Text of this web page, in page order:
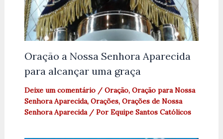
Oração a Nossa Senhora Aparecida
para alcançar uma graça
Deixe um comentário / Oração, Oração para Nossa
Senhora Aparecida, Orações, Orações de Nossa
Senhora Aparecida/ Por Equipe Santos Católicos